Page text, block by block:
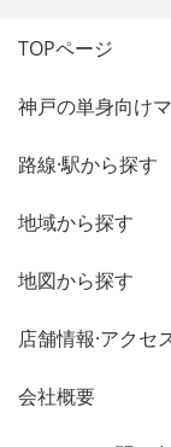
TOPページ
神戸の単身向け
路線·駅から探す
地域から探す
地図から探す
店舗情報·アクセ
会社概要